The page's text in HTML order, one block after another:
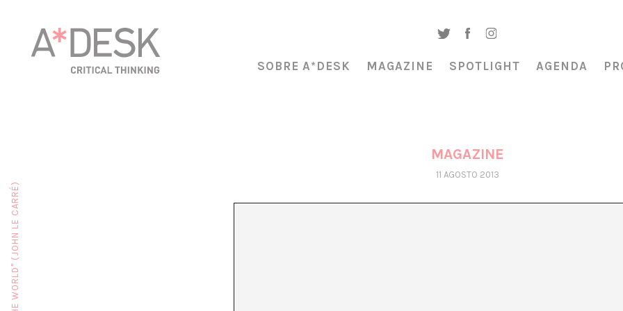
SOBRE A*DESK MAGAZINE SPOTLIGHT AGENDA
MAGAZINE
11 AGOSTO 2013